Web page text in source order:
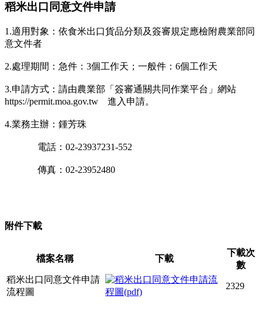
稻米出口同意文件申請
1.適用對象：依食米出口貨品分類及簽審規定應檢附農業部同
意文件者
2.處理期間：急件：3個工作天；一般件：6個工作天
3.申請方式：請由農業部「簽審通關共同作業平台」網站
https://permit.moa.gov.tw 進入申請。
4.業務主辦：鍾芳珠
電話：02-23937231-552
傳真：02-23952480
附件下載
檔案名稱 下載
下載次
數
稻米出口同意文件申請
流程圖
2329